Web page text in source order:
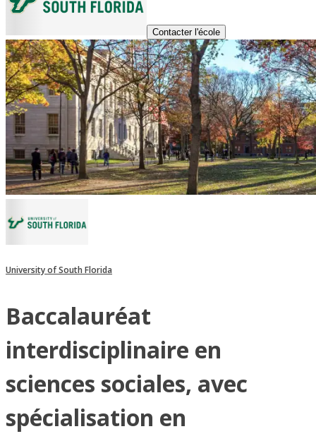
Contacter l'école
University of South Florida
Baccalauréat
interdisciplinaire en
sciences sociales, avec
spécialisation en